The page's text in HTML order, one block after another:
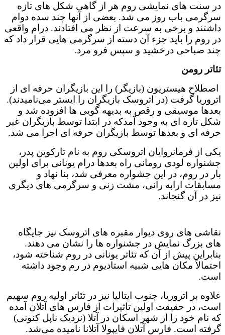
در سنت های نمایشی روم هر از گاهی شکل های تازه
سرگرمی باب روز می شد. بعضی از آنها چند سده دوام
داشتند و برخی به سرعت از نظر می افتادند. درام واقعی
در روم را باید جزء آن دسته از سرگرمی هایی قرار داد که
چند صباحی درخشید و سپس فرو مرد.
تئاتر رومن
اصطلاح هیستریون (بازیگر) را این بازیگران حرفه ای از
اتروریا گرفت (در اتروسک بازیگران را ایستر می‌نامیدند).
بعدها موسیقی و رقص به بدیهه گویی ها افزوده شد و
شکل تازه ای به وجود آمدکه در ابتدا توسط بازیگران غیر
حرفه ای و بعدها توسط بازیگران حرفه ای اجرا می شد.
یکی از فرمانروایان اتروسکی روم به نام تارکوین پدر،
جشنواره لودی رومانی راه بعدها درام یونانی برای اولین
بار در روم، در این جشواره معرفی شد، بنا نهاد و
مسابقات ارابه رانی، مشت زنی و سرگرمی های دیگری
نیز در آن گنجاند.
نقاشی های روی دیوار مقبره های اتروسک نیز جایگاه
های بزرگ نمایش در جشنواره ها را نشان می دهند.
بنابراین پیش از آن که تئاتر یونانی در روم شناخته شود،
احتمالاً مکان هایی شبیه استادیوم در رم وجود داشته
است.
علاوه بر اتروریا، جنوب ایتالیا نیز در تئاتر اولیه روم سهیم
است، در حقیقت اولین تاثیرات از فارس های آتلان آمده
که نام خود را از شهر اسکان در آتلا (نزدیک ناپل کنونی)
گرفته است. فارس آتلان فایپولا آتلانا نامیده می‌شد.